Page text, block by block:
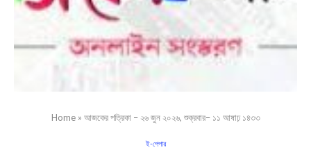
Home» আজকের পত্রিকা – ২৬ জুন ২০২৬, শুক্রবার– ১১ আষাঢ় ১৪৩৩
ই-পেপার